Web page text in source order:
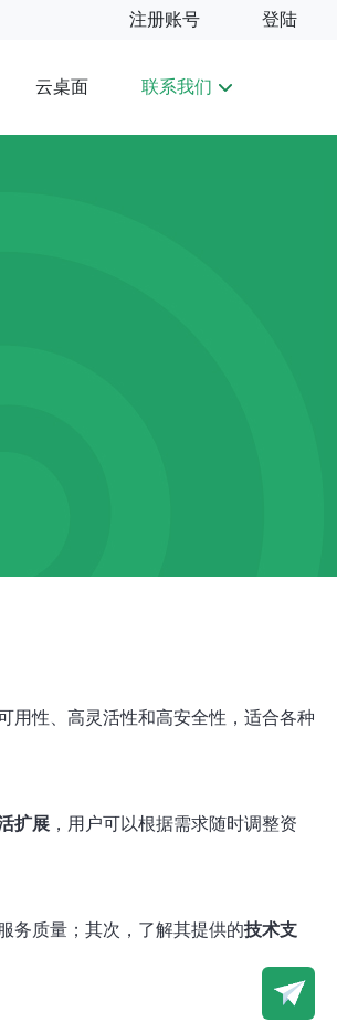
注册账号 登陆
云桌面 联系我们
用性、高灵活性和高安全性，适合各种
扩展 ，用户可以根据需求随时调整资
务质量；其次，了解其提供的技术支